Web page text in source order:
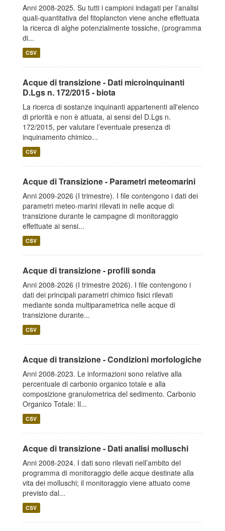
Anni 2008-2025. Su tutti i campioni indagati per l’analisi
quali-quantitativa del fitoplancton viene anche effettuata
la ricerca di alghe potenzialmente tossiche, (programma
di...
CSV
Acque di transizione - Dati microinquinanti
D.Lgs n. 172/2015 - biota
La ricerca di sostanze inquinanti appartenenti all'elenco
di priorità e non è attuata, ai sensi del D.Lgs n.
172/2015, per valutare l’eventuale presenza di
inquinamento chimico...
CSV
Acque di Transizione - Parametri meteomarini
Anni 2009-2026 (I trimestre). I file contengono i dati dei
parametri meteo-marini rilevati in nelle acque di
transizione durante le campagne di monitoraggio
effettuate ai sensi...
CSV
Acque di transizione - profili sonda
Anni 2008-2026 (I trimestre 2026). I file contengono i
dati dei principali parametri chimico fisici rilevati
mediante sonda multiparametrica nelle acque di
transizione durante...
CSV
Acque di transizione - Condizioni morfologiche
Anni 2008-2023. Le informazioni sono relative alla
percentuale di carbonio organico totale e alla
composizione granulometrica del sedimento. Carbonio
Organico Totale: Il...
CSV
Acque di transizione - Dati analisi molluschi
Anni 2008-2024. I dati sono rilevati nell’ambito del
programma di monitoraggio delle acque destinate alla
vita dei molluschi; il monitoraggio viene attuato come
previsto dal...
CSV